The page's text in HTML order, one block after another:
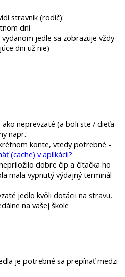
stravník (rodič):
dni
jedle sa zobrazuje vždy
dni už nie)
neprevzaté (a boli ste / dieťa
napr.:
konte, vtedy potrebné -
(cache) v aplikácii?
dobre čip a čítačka ho
mala vypnutý výdajný terminál
jedlo kvôli dotácii na stravu,
na vašej škole
je potrebné sa prepínať medzi